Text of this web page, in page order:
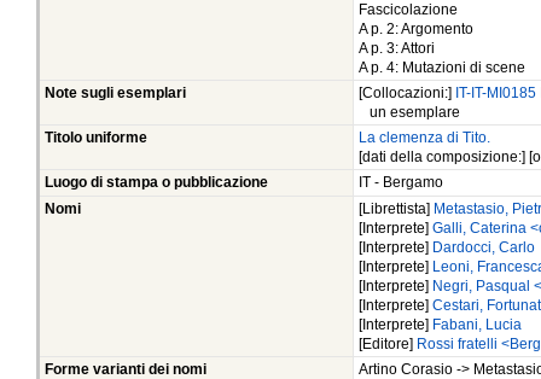
Fascicolazione
A p. 2: Argomento
A p. 3: Attori
A p. 4: Mutazioni di scene
Note sugli esemplari
[Collocazioni:] IT-IT-MI0185
un esemplare
Titolo uniforme
La clemenza di Tito.
[dati della composizione:]
Luogo di stampa o pubblicazione
IT - Bergamo
Nomi
[Librettista]
Metastasio,
[Interprete] Galli, Caterina
[Interprete]
Dardocci, Carlo
[Interprete]
Leoni,
[Interprete]
Negri, Pasqual
[Interprete] Cestari,
[Interprete]
Fabani, Lucia
[Editore]
Rossi fratelli
Forme varianti dei nomi
Artino Corasio ->